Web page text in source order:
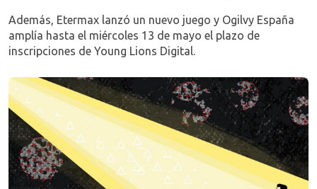
Además, Etermax lanzó un nuevo juego y Ogilvy España
amplía hasta el miércoles 13 de mayo el plazo de
inscripciones de Young Lions Digital.